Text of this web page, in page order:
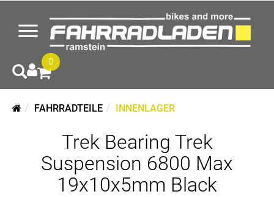
0
FAHRRADTEILE INNENLAGER
Trek Bearing Trek
Suspension 6800 Max
19x10x5mm Black